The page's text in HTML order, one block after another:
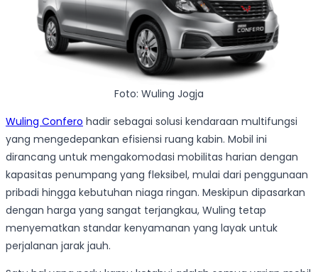
Foto: Wuling Jogja
Wuling Confero hadir sebagai solusi kendaraan multifungsi
yang mengedepankan efisiensi ruang kabin. Mobil ini
dirancang untuk mengakomodasi mobilitas harian dengan
kapasitas penumpang yang fleksibel, mulai dari penggunaan
pribadi hingga kebutuhan niaga ringan. Meskipun dipasarkan
dengan harga yang sangat terjangkau, Wuling tetap
menyematkan standar kenyamanan yang layak untuk
perjalanan jarak jauh.